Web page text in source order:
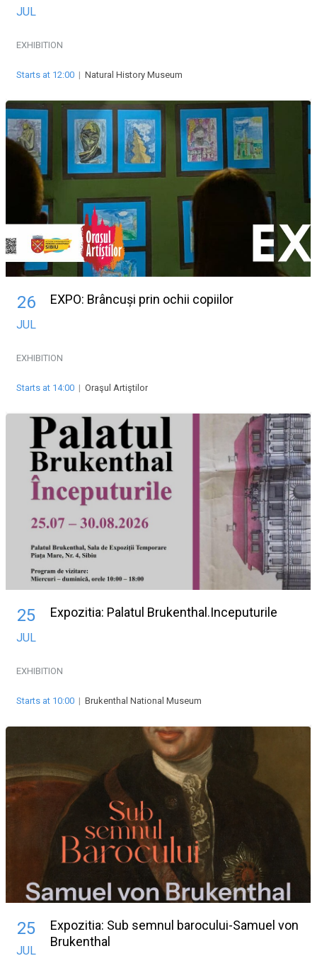
JUL
EXHIBITION
Starts at 12:00 | Natural History Museum
26
JUL
EXPO: Brâncuși prin ochii copiilor
EXHIBITION
Starts at 14:00 | Oraşul Artiştilor
25
JUL
Expozitia: Palatul Brukenthal.Inceputurile
EXHIBITION
Starts at 10:00 | Brukenthal National Museum
25
JUL
Expozitia: Sub semnul barocului-Samuel von
Brukenthal